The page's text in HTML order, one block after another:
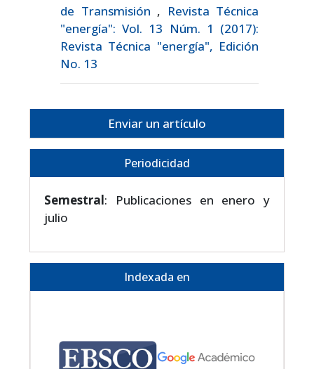
de Transmisión , Revista Técnica
"energía": Vol. 13 Núm. 1 (2017):
Revista Técnica "energía", Edición
No. 13
Enviar un artículo
Periodicidad
Semestral: Publicaciones en enero y
julio
Indexada en